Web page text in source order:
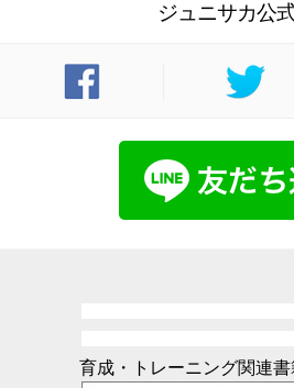
ジュニサカ公
育成・トレーニング関連